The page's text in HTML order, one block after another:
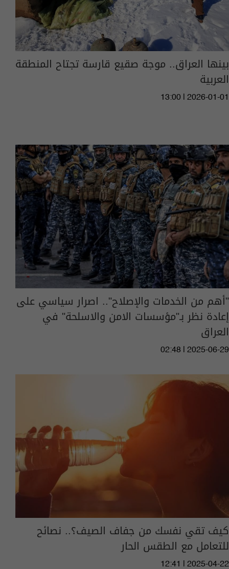
بينها العراق.. موجة صقيع قارسة تجتاح المنطقة
العربية
13:00 | 2026-01-01
"أهم من الخدمات والإصلاح".. اصرار سياسي على
إعادة نظر بـ"مؤسسات الامن والاسلحة" في
العراق
02:48 | 2025-06-29
كيف تقي نفسك من جفاف الصيف؟.. نصائح
للتعامل مع الطقس الحار
12:41 | 2025-04-22